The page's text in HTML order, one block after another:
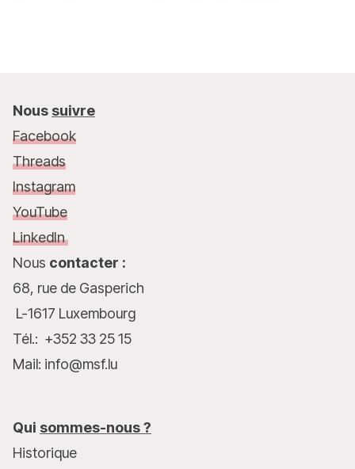
Nous suivre
Facebook
Threads
Instagram
YouTube
LinkedIn
Nous contacter :
68, rue de Gasperich
L-1617 Luxembourg
Tél.: +352 33 25 15
Mail: info@msf.lu
Qui sommes-nous ?
Historique